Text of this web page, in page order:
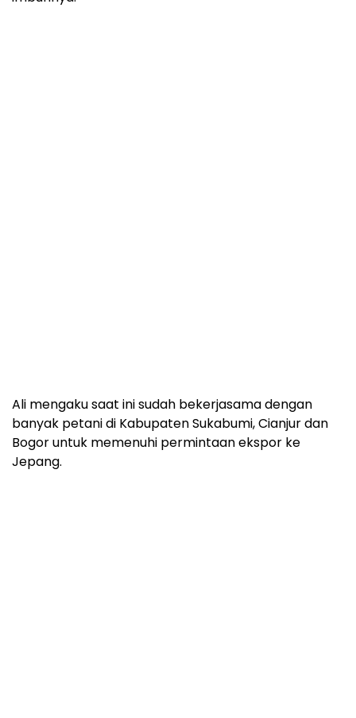
Ali mengaku saat ini sudah bekerjasama dengan
banyak petani di Kabupaten Sukabumi, Cianjur dan
Bogor untuk memenuhi permintaan ekspor ke
Jepang.